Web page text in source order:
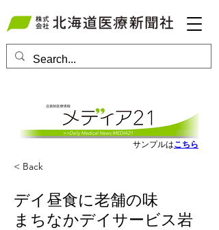
サンプルはこちら
< Back
デイ昼食に老舗の味
まちなかデイサービス岩